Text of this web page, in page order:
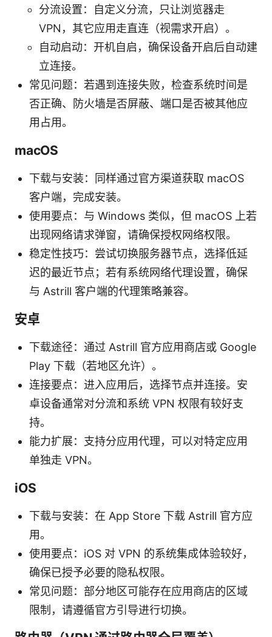
分流设置：自定义分流，只让浏览器走
VPN，其它应用走直连（视需求开启）。
自动启动：开机自启，确保设备开启后自动建
立连接。
常见问题：若遇到连接失败，检查系统时间是
否正确、防火墙是否屏蔽、端口是否被其他应
用占用。
macOS
下载与安装：同样通过官方渠道获取 macOS
客户端，完成安装。
使用要点：与 Windows 类似，但 macOS 上若
出现网络请求弹窗，请确保授权网络权限。
稳定性技巧：尝试切换服务器节点，选择低延
迟的最近节点；若有系统网络代理设置，确保
与 Astrill 客户端的代理策略兼容。
安卓
下载途径：通过 Astrill 官方应用商店或 Google
Play 下载（若地区允许）。
连接要点：进入应用后，选择节点并连接。安
卓设备通常对分流和系统 VPN 权限有较好支
持。
能力扩展：支持分应用代理，可以对特定应用
单独走 VPN。
iOS
下载与安装：在 App Store 下载 Astrill 官方应
用。
使用要点：iOS 对 VPN 的系统集成体验较好，
确保已授予必要的隐私权限。
常见问题：部分地区可能存在应用商店的区域
限制，请遵循官方引导进行切换。